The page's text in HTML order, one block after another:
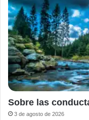
Sobre las
3 de agosto de 2026